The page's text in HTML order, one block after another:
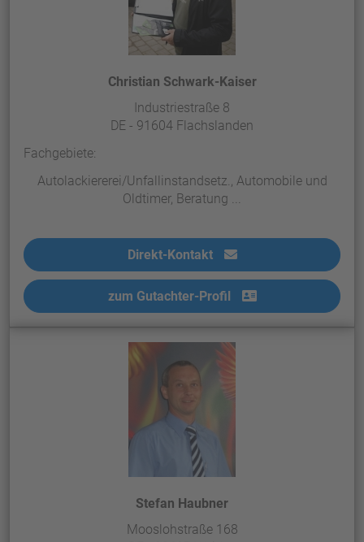
Christian Schwark-Kaiser
Industriestraße 8
DE - 91604 Flachslanden
Fachgebiete:
Autolackiererei/Unfallinstandsetz., Automobile und
Oldtimer, Beratung ...
Direkt-Kontakt
zum Gutachter-Profil
Stefan Haubner
Mooslohstraße 168